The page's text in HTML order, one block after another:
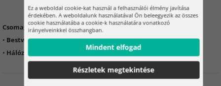
Csomag tartalma:
• Bestway szűrőgolyó 0,5 kg
• Hálózsák mosáshoz és karbantartáshoz
Ez a weboldal cookie-kat használ a felhasználói élmény javítása
érdekében. A weboldalunk használatával Ön beleegyezik az összes
cookie használatába a cookie-k használatára vonatkozó
irányelveinkkel összhangban.
Mindent elfogad
Részletek megtekintése